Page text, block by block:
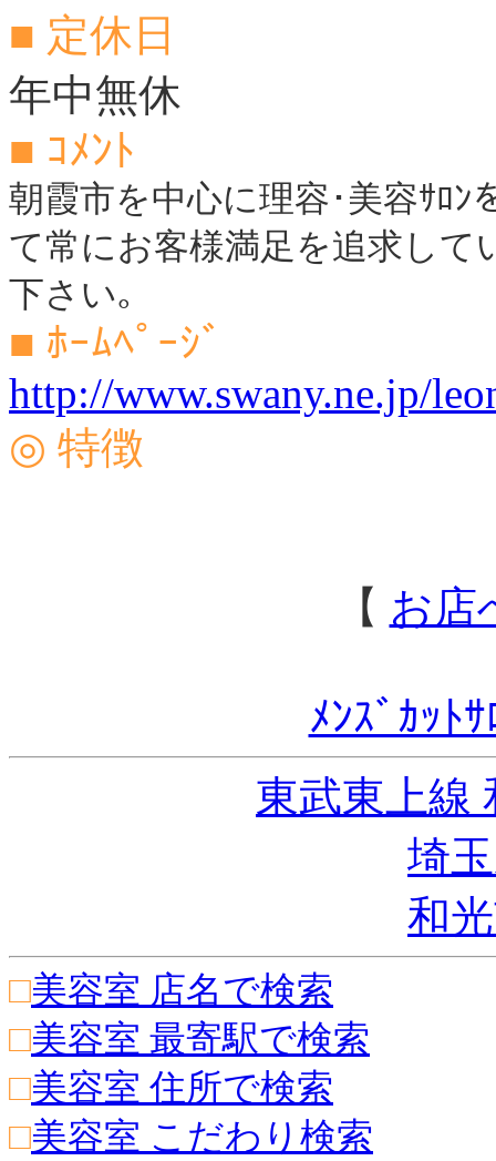
■ 定休日
年中無休
■ ｺﾒﾝﾄ
朝霞市を中心に理容･美容ｻﾛﾝ
て常にお客様満足を追求して
下さい｡
■ ﾎｰﾑﾍﾟｰｼﾞ
http://www.swany.ne.jp/
◎ 特徴
【 お店
ﾒﾝｽﾞｶｯﾄ
東武東上線
埼
和
□美容室 店名で検索
□美容室 最寄駅で検索
□美容室 住所で検索
□美容室 こだわり検索